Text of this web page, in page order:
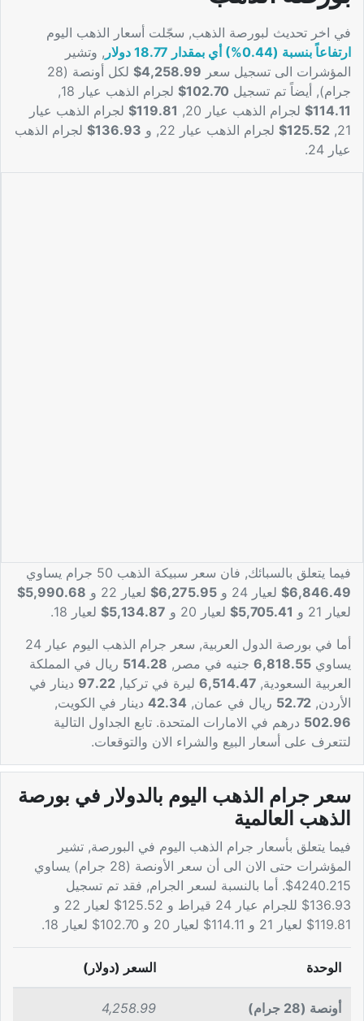
في اخر تحديث لبورصة الذهب, سجّلت أسعار الذهب اليوم
ارتفاعاً بنسبة (0.44%) أي بمقدار 18.77 دولار
, وتشير
المؤشرات الى تسجيل سعر 4,258.99$
لكل أونصة (28
جرام), أيضاً تم تسجيل 102.70$
لجرام الذهب عيار 18,
114.11$
لجرام الذهب عيار 20, 119.81$
لجرام الذهب عيار
21,
125.52$ لجرام الذهب عيار 22, و 136.93$
لجرام الذهب
عيار 24.
فيما يتعلق بالسبائك, فان سعر سبيكة الذهب 50 جرام يساوي
6,846.49$
لعيار 24 و 6,275.95$ لعيار 22 و
5,990.68$
لعيار 21 و
5,705.41$ لعيار 20 و 5,134.87$
لعيار 18.
أما في بورصة الدول العربية, سعر جرام الذهب اليوم عيار 24
يساوي 6,818.55 جنيه في مصر, 514.28 ريال في المملكة
العربية السعودية, 6,514.47 ليرة في تركيا, 97.22 دينار في
الأردن, 52.72 ريال في عمان, 42.34 دينار في الكويت,
502.96 درهم في الامارات المتحدة. تابع الجداول التالية
لتتعرف على أسعار البيع والشراء الان والتوقعات.
سعر جرام الذهب اليوم بالدولار في بورصة
الذهب العالمية
فيما يتعلق بأسعار جرام الذهب اليوم في البورصة, تشير
المؤشرات حتى الان الى أن سعر الأونصة (28 جرام) يساوي
4240.215$. أما بالنسبة لسعر الجرام, فقد تم تسجيل
136.93$ للجرام عيار 24 قيراط و 125.52$ لعيار 22 و
119.81$ لعيار 21 و 114.11$ لعيار 20 و 102.70$ لعيار 18.
الوحدة السعر (دولار)
أونصة (28 جرام) 4,258.99